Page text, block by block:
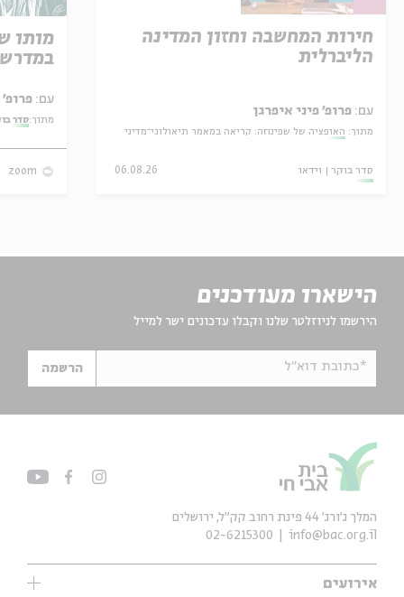
חירות המחשבה וחזון המדינה
הליברלית
עם: פרופ' פיני איפרגן
מתוך: האופציה של שפינוזה: קריאה במאמר תיאולוגי־מדיני
סדר בוקר וידאו 06.08.26
מותו
עם: פרופ' אביגדור שנאן
מתוך:סדר
zoom
הישארו מעודכנים
הירשמו לניוזלטר שלנו וקבלו עדכונים ישר למייל
*כתובת דוא"ל הרשמה
אירועים
המלך ג'ורג' 44 פינת רחוב קק״ל, ירושלים
info@bac.org.il
02-6215300